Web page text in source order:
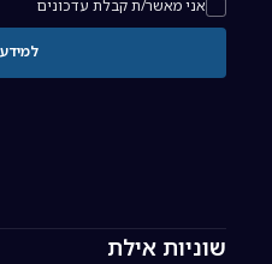
שוניות אילת
אני מאשר/ת קבלת עדכונים